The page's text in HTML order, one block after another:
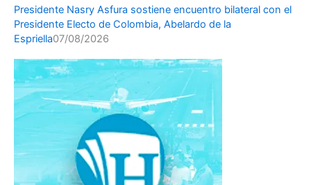
Presidente Nasry Asfura sostiene encuentro bilateral con el
Presidente Electo de Colombia, Abelardo de la
Espriella07/08/2026